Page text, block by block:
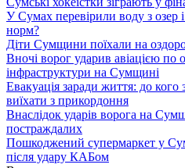
У Сумах перевірили воду з озер
норм?
Діти Сумщини поїхали на
Вночі ворог ударив авіацією по
інфраструктури на Сумщині
Евакуація заради життя: до
виїхати з прикордоння
Внаслідок ударів ворога на
постраждалих
Пошкоджений супермаркет у
після удару КАБом